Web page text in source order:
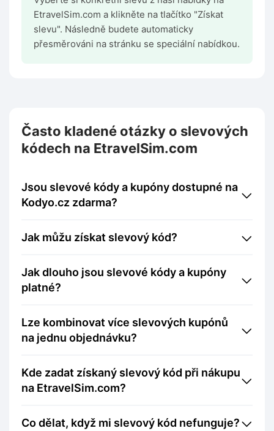
EtravelSim.com a klikněte na tlačítko "Získat
slevu". Následně budete automaticky
přesměrováni na stránku se speciální nabídkou.
Často kladené otázky o slevových
kódech na EtravelSim.com
Jsou slevové kódy a kupóny dostupné na
Kodyo.cz zdarma?
Jak můžu získat slevový kód?
Jak dlouho jsou slevové kódy a kupóny
platné?
Lze kombinovat více slevových kupónů
na jednu objednávku?
Kde zadat získaný slevový kód při nákupu
na EtravelSim.com?
Co dělat, když mi slevový kód nefunguje?